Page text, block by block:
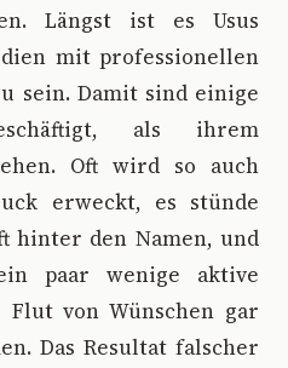
Längst ist es Usus
mit professionellen
sein. Damit sind einige
als ihrem
Oft wird so auch
erweckt, es stünde
hinter den Namen, und
paar wenige aktive
von Wünschen gar
Das Resultat falscher